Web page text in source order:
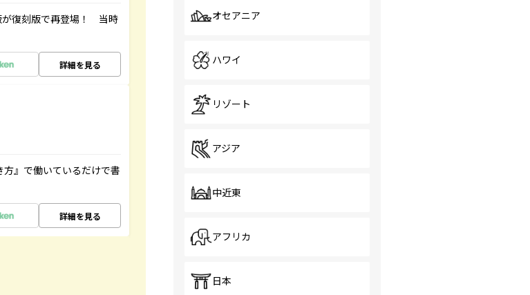
が復刻版で再登場！ 当時
詳細を見る
』で働いているだけで書
詳細を見る
オセアニア
ハワイ
リゾート
アジア
中近東
アフリカ
日本